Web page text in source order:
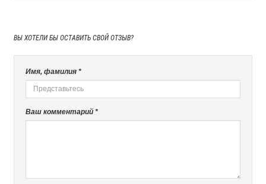
ВЫ ХОТЕЛИ БЫ ОСТАВИТЬ СВОЙ ОТЗЫВ?
Имя, фамилия *
Ваш комментарий *